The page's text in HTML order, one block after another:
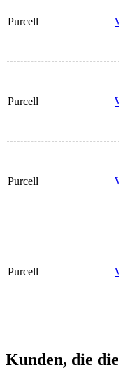
Purcell
Purcell
Purcell
Purcell
Kunden, die